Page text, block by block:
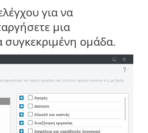
για να
μια
συγκεκριμένη ομάδα.